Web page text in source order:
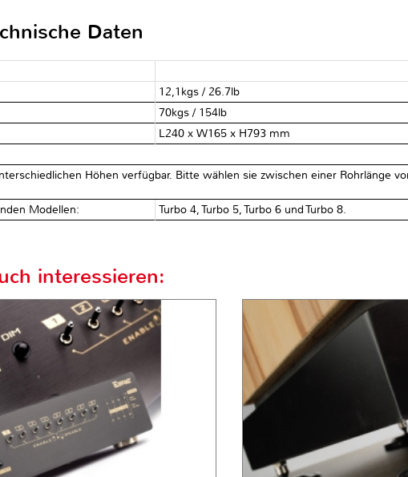
Daten
12,1kgs / 26.7lb
70kgs / 154lb
L240 x W165 x H793 mm
Höhen verfügbar. Bitte wählen sie zwischen einer Rohrlänge
Modellen:
Turbo 4, Turbo 5, Turbo 6 und Turbo 8.
interessieren: